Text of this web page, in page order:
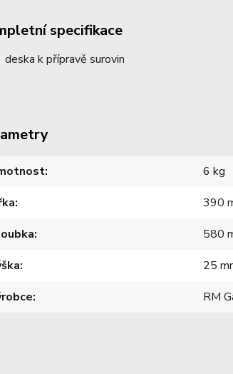
specifikace
deska k přípravě surovin
6 kg
390
580
25
RM